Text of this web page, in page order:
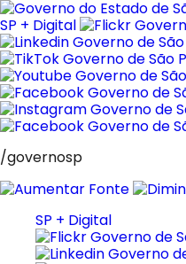
Pular
para
o
conteúdo
SP + Digital
/governosp
SP + Digital